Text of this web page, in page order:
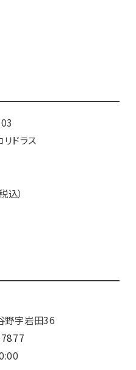
リドラス
込）
野字岩田36